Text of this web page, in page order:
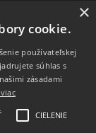
×
cookie.
používateľskej
súhlas s
zásadami
CIELENIE